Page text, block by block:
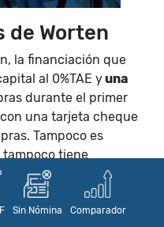
Sin Nómina Comparador
de Worten
la financiación que
al 0%TAE yuna
durante el primer
una tarjeta cheque
Tampoco es
tampoco tiene